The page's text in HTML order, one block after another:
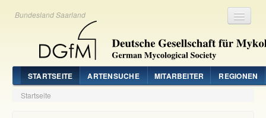
Bundesland Saarland
STARTSEITE ARTENSUCHE MITARBEITER REGIONEN
Startseite